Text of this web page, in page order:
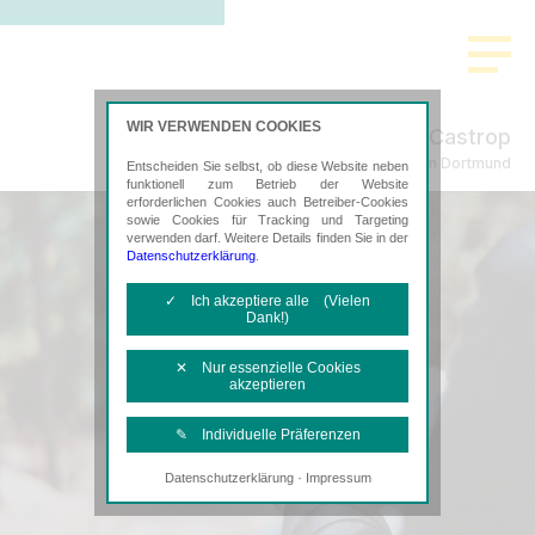
Castrop
Steuerberatung in Dortmund
WIR VERWENDEN COOKIES
Entscheiden Sie selbst, ob diese Website neben
funktionell zum Betrieb der Website
erforderlichen Cookies auch Betreiber-Cookies
sowie Cookies für Tracking und Targeting
verwenden darf. Weitere Details finden Sie in der
Datenschutzerklärung
✓ Ich akzeptiere alle (Vielen
Dank!)
✕ Nur essenzielle Cookies
akzeptieren
✎ Individuelle Präferenzen
Notwendige Cookies
Diese Cookies sind erforderlich, um die
Datenschutzerklärung· Impressum